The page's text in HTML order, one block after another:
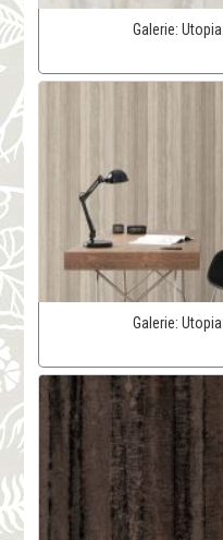
Galerie: Utopia:
Galerie: Utopia: